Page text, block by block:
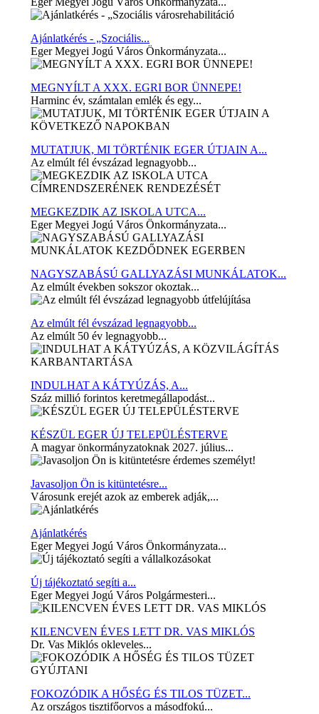
Ajánlatkérés - „Szociális...
Eger Megyei Jogú Város Önkormányzata...
MEGNYÍLT A XXX. EGRI BOR ÜNNEPE!
Harminc év, számtalan emlék és egy...
MUTATJUK, MI TÖRTÉNIK EGER ÚTJAIN A...
Az elmúlt fél évszázad legnagyobb...
MEGKEZDIK AZ ISKOLA UTCA...
Eger Megyei Jogú Város Önkormányzata...
NAGYSZABÁSÚ GALLYAZÁSI MUNKÁLATOK...
Az elmúlt években sokszor okoztak...
Az elmúlt fél évszázad legnagyobb...
Az elmúlt 50 év legnagyobb...
INDULHAT A KÁTYÚZÁS, A...
Száz millió forintos keretmegállapodást...
KÉSZÜL EGER ÚJ TELEPÜLÉSTERVE
A magyar önkormányzatoknak 2027. július...
Javasoljon Ön is kitüntetésre...
Városunk erejét azok az emberek adják,...
Ajánlatkérés
Eger Megyei Jogú Város Önkormányzata...
Új tájékoztató segíti a...
Eger Megyei Jogú Város Polgármesteri...
KILENCVEN ÉVES LETT DR. VAS MIKLÓS
Dr. Vas Miklós okleveles...
FOKOZÓDIK A HŐSÉG ÉS TILOS TÜZET...
Az országos tisztifőorvos a másodfokú...